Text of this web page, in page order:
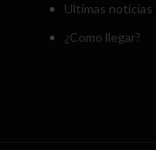
Ultimas noticias
¿Como llegar?